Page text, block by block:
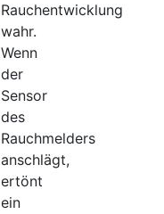
Rauchentwicklung
wahr.
Wenn
der
Sensor
des
Rauchmelders
anschlägt,
ertönt
ein